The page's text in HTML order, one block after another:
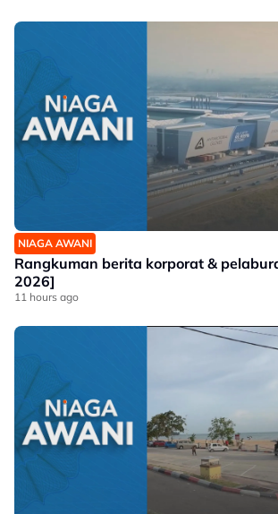
NIAGA AWANI
Rangkuman berita korporat &
2026]
11 hours ago